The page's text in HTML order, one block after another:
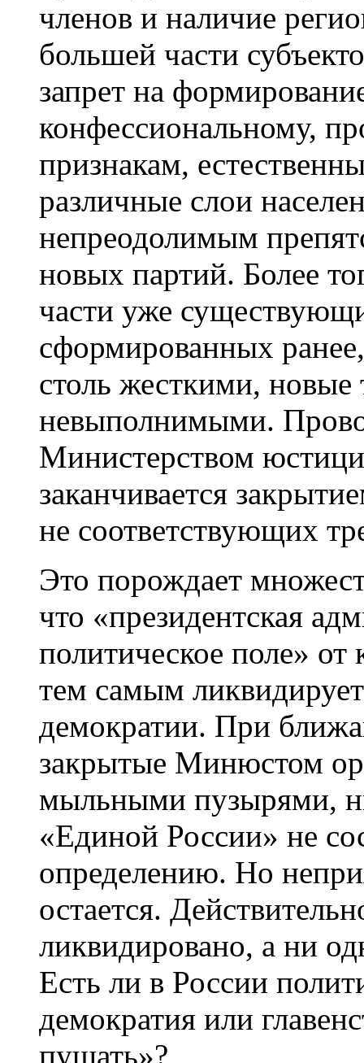
членов и наличие
большей части
запрет на
конфессиональному,
признакам,
различные слои
непреодолимым
новых партий. Более
части уже
сформированных
столь жесткими, новые
невыполнимыми.
Министерством
заканчивается
не соответствующих
Это порождает
что «президентская
политическое поле» от
тем самым
демократии. При
закрытые Минюстом
мыльными пузырями,
«Единой России» не
определению. Но
остается.
ликвидировано, а ни
Есть ли в России
демократия или
пущать»?